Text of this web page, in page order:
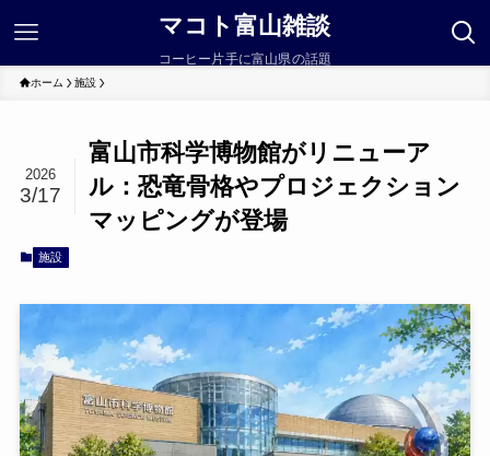
マコト富山雑談
コーヒー片手に富山県の話題
ホーム 施設
富山市科学博物館がリニューア
ル：恐竜骨格やプロジェクション
マッピングが登場
2026
3/17
施設